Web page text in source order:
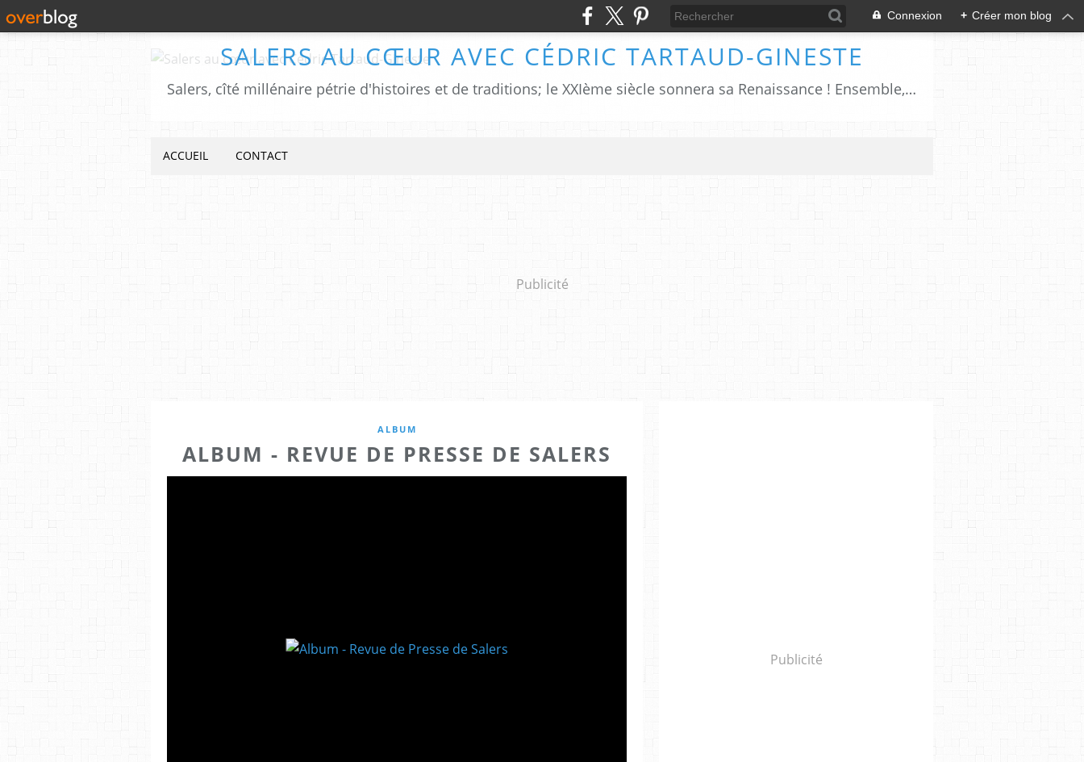
Connexion + Créer mon blog
SALERS AU CŒUR AVEC CÉDRIC TARTAUD-GINESTE
Salers, cîté millénaire pétrie d'histoires et de traditions; le XXIème siècle sonnera sa Renaissance ! Ensemble, ayons à cœur de faire revivre Salers
ACCUEIL CONTACT
Publicité
ALBUM
ALBUM - REVUE DE PRESSE DE SALERS
Publicité